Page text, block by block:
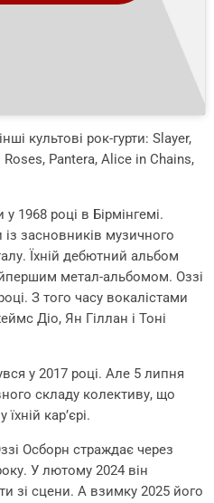
культові рок-гурти: Slayer,
Pantera, Alice in Chains,
1968 році в Бірмінгемі.
засновників музичного
Їхній дебютний альбом
метал-альбомом. Оззі
З того часу вокалістами
Діо, Ян Гіллан і Тоні
у 2017 році. Але 5 липня
складу колективу, що
кар’єрі.
Осборн страждає через
У лютому 2024 він
зі сцени. А взимку 2025 його